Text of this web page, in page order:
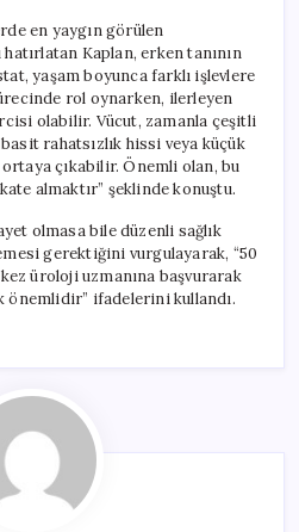
en yaygın görülen
Kaplan, erken tanının
yaşam boyunca farklı işlevlere
rol oynarken, ilerleyen
olabilir. Vücut, zamanla çeşitli
rahatsızlık hissi veya küçük
çıkabilir. Önemli olan, bu
almaktır” şeklinde konuştu.
olmasa bile düzenli sağlık
gerektiğini vurgulayarak, “50
üroloji uzmanına başvurarak
ifadelerini kullandı.